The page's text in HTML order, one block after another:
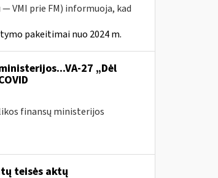
VMI prie FM) informuoja, kad
pakeitimai nuo 2024 m.
27 „Dėl
finansų ministerijos
teisės aktų